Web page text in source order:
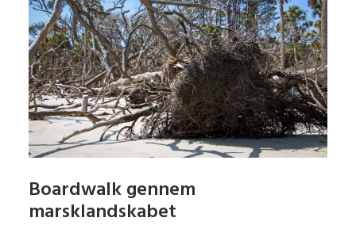
Boardwalk gennem
marsklandskabet